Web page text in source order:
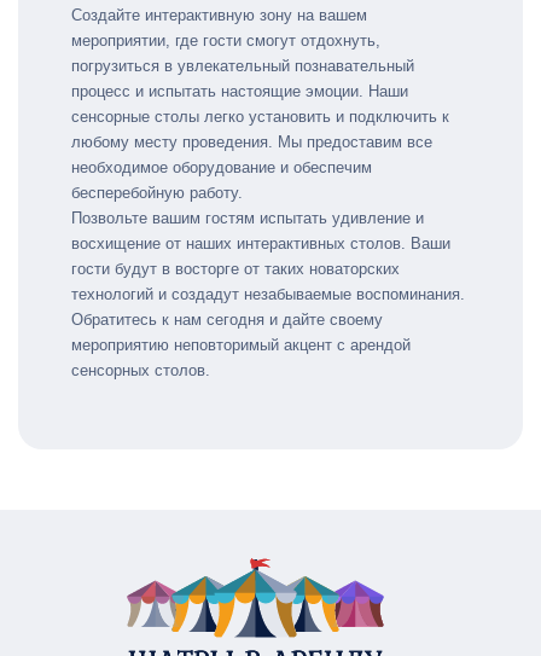
Создайте интерактивную зону на вашем
мероприятии, где гости смогут отдохнуть,
погрузиться в увлекательный познавательный
процесс и испытать настоящие эмоции. Наши
сенсорные столы легко установить и подключить к
любому месту проведения. Мы предоставим все
необходимое оборудование и обеспечим
бесперебойную работу.
Позвольте вашим гостям испытать удивление и
восхищение от наших интерактивных столов. Ваши
гости будут в восторге от таких новаторских
технологий и создадут незабываемые воспоминания.
Обратитесь к нам сегодня и дайте своему
мероприятию неповторимый акцент с арендой
сенсорных столов.